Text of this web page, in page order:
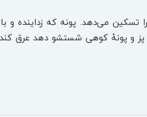
می‌دهد. پونه که زداینده و
و پونۀ کوهی شستشو دهد عرق کند و